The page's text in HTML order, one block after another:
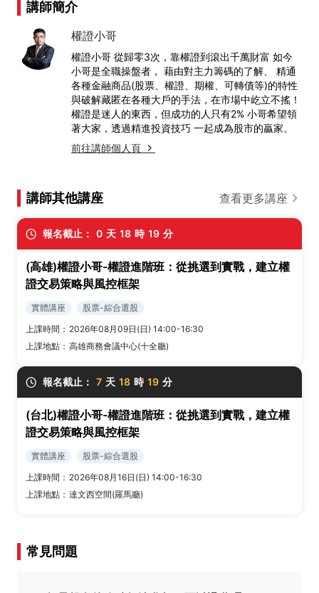
講師簡介
權證小哥
權證小哥 從歸零3次，靠權證到滾出千萬財富 如今
小哥是全職操盤者， 藉由對主力籌碼的了解、 精通
各種金融商品(股票、權證、期權、可轉債等)的特性
與破解藏匿在各種大戶的手法，在市場中屹立不搖！
權證是迷人的東西，但成功的人只有2% 小哥希望領
著大家，透過精進投資技巧 一起成為股市的贏家。
前往講師個人頁
講師其他講座 查看更多講座
報名截止： 0 天 18 時 19 分
(高雄)權證小哥-權證進階班：從挑選到實戰，建立權
證交易策略與風控框架
實體講座
股票-綜合選股
上課時間： 2026年08月09日(日) 14:00-16:30
上課地點： 高雄商務會議中心(十全廳)
報名截止： 7 天 18 時 19 分
(台北)權證小哥-權證進階班：從挑選到實戰，建立權
證交易策略與風控框架
實體講座
股票-綜合選股
上課時間： 2026年08月16日(日) 14:00-16:30
上課地點： 達文西空間(羅馬廳)
常見問題